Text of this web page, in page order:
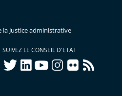
la Justice administrative
SUIVEZ LE CONSEIL D'ETAT
twitterlinkedInyoutubeinstagram
flickr rss